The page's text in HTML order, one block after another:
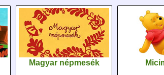
Magyar népmesék